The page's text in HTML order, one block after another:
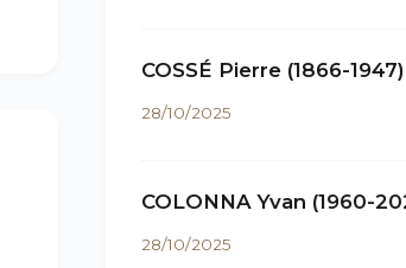
COSSÉ Pierre (1866-1947)
28/10/2025
COLONNA Yvan (1960-
28/10/2025